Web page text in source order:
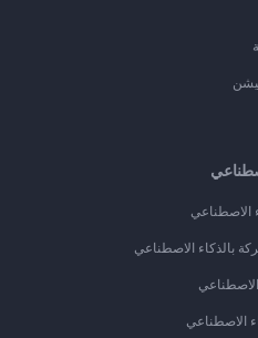
الاصطناعي
بالذكاء الاصطناعي
الاصطناعي